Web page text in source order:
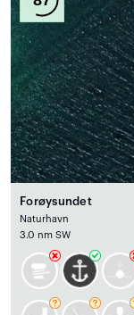
Forøysundet
Naturhavn
3.0 nm SW